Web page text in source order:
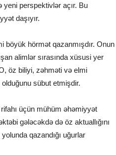
perspektivlər açır. Bu
daşıyır.
böyük hörmət qazanmışdır. Onun
alimlər sırasında xüsusi yer
öz biliyi, zəhməti və elmi
olduğunu sübut etmişdir.
üçün mühüm əhəmiyyət
gələcəkdə də öz aktuallığını
qazandığı uğurlar